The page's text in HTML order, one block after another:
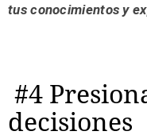
tus conocimientos y
#4
decisiones